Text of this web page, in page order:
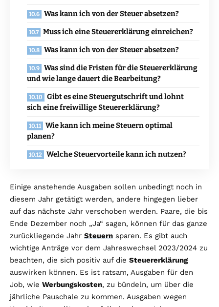
Was kann ich von der Steuer absetzen?
Muss ich eine Steuererklärung einreichen?
Was kann ich von der Steuer absetzen?
Was sind die Fristen für die Steuererklärung
und wie lange dauert die Bearbeitung?
Gibt es eine Steuergutschrift und lohnt
sich eine freiwillige Steuererklärung?
Wie kann ich meine Steuern optimal
planen?
Welche Steuervorteile kann ich nutzen?
Einige anstehende Ausgaben sollen unbedingt noch in
diesem Jahr getätigt werden, andere hingegen lieber
auf das nächste Jahr verschoben werden. Paare, die bis
Ende Dezember noch „Ja“ sagen, können für das ganze
zurückliegende Jahr Steuern sparen. Es gibt auch
wichtige Anträge vor dem Jahreswechsel 2023/2024 zu
beachten, die sich positiv auf die Steuererklärung
auswirken können. Es ist ratsam, Ausgaben für den
Job, wie Werbungskosten, zu bündeln, um über die
jährliche Pauschale zu kommen. Ausgaben wegen